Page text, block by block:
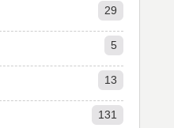
29
5
13
131